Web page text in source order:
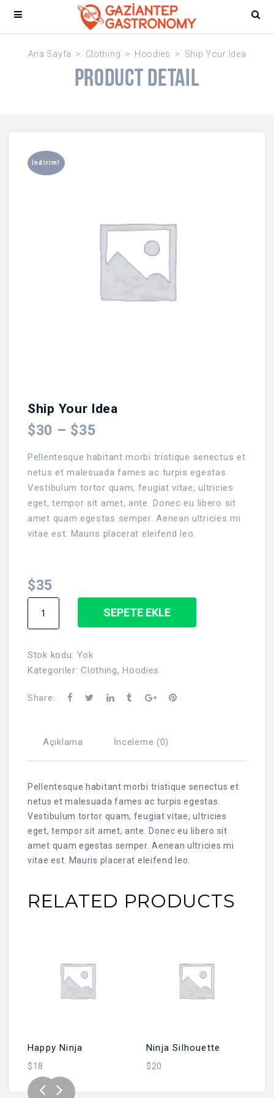
Ana Sayfa Clothing Hoodies Ship Your Idea
Product Detail
İndirim!
Ship Your Idea
$30 – $35
Pellentesque habitant morbi tristique senectus et
netus et malesuada fames ac turpis egestas.
Vestibulum tortor quam, feugiat vitae, ultricies
eget, tempor sit amet, ante. Donec eu libero sit
amet quam egestas semper. Aenean ultricies mi
vitae est. Mauris placerat eleifend leo.
$35
Your
adet
SEPETE EKLE
Stok kodu: Yok
Kategoriler:Clothing,Hoodies
Share:
Açıklama İnceleme (0)
Pellentesque habitant morbi tristique senectus et
netus et malesuada fames ac turpis egestas.
Vestibulum tortor quam, feugiat vitae, ultricies
eget, tempor sit amet, ante. Donec eu libero sit
amet quam egestas semper. Aenean ultricies mi
vitae est. Mauris placerat eleifend leo.
RELATED PRODUCTS
SEPETE EKLE
Happy Ninja
$18
SEPETE EKLE
Ninja Silhouette
$20